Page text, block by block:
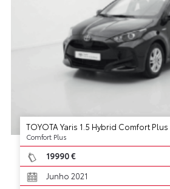
TOYOTA Yaris 1.5 Hybrid Comfort Plus
Comfort Plus
19990 €
Junho 2021